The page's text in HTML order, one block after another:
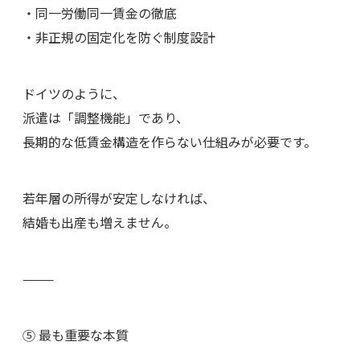
・同一労働同一賃金の徹底
・非正規の固定化を防ぐ制度設計
ドイツのように、
派遣は「調整機能」であり、
長期的な低賃金構造を作らない仕組みが必要です。
若年層の所得が安定しなければ、
結婚も出産も増えません。
⸻
⑤ 最も重要な本質